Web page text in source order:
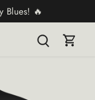
Blues! 🔥